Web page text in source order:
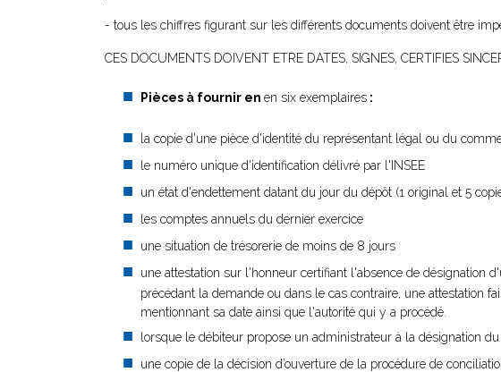
- tous les chiffres figurant sur les différents documents doivent être
CES DOCUMENTS DOIVENT ETRE DATES, SIGNES, CERTIFIES
Pièces à fournir en en six exemplaires :
la copie d'une pièce d'identité du représentant légal ou du
le numéro unique d'identification délivré par l'INSEE
un état d'endettement datant du jour du dépôt (1 original et 5
les comptes annuels du dernier exercice
une situation de trésorerie de moins de 8 jours
une attestation sur l'honneur certifiant l'absence de désignation
précédant la demande ou dans le cas contraire, une attestation
mentionnant sa date ainsi que l'autorité qui y a procédé.
lorsque le débiteur propose un administrateur à la désignation
une copie de la décision d’ouverture de la procédure de